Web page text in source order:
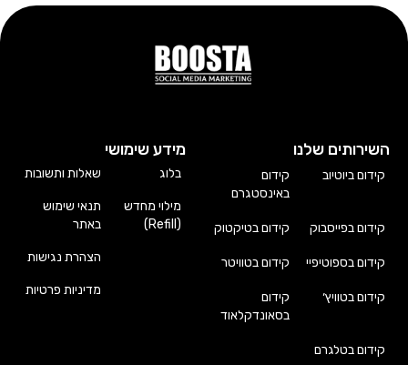
השירותים שלנו
קידום ביוטיוב
קידום
באינסטגרם
קידום בפייסבוק קידום בטיקטוק
קידום בספוטיפיי קידום בטוויטר
קידום בטוויץ׳
קידום
בסאונדקלאוד
קידום בטלגרם
מידע שימושי
בלוג
מילוי מחדש
(Refill)
שאלות ותשובות
תנאי שימוש
באתר
הצהרת נגישות
מדיניות פרטיות